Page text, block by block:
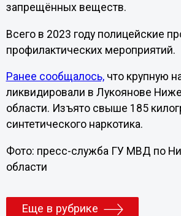
запрещённых веществ.
Всего в 2023 году полицейские
профилактических мероприятий.
Ранее сообщалось,что крупную
ликвидировали в Лукоянове
области. Изъято свыше 185
синтетического наркотика.
Фото: пресс-служба ГУ МВД по
области
Еще в рубрике